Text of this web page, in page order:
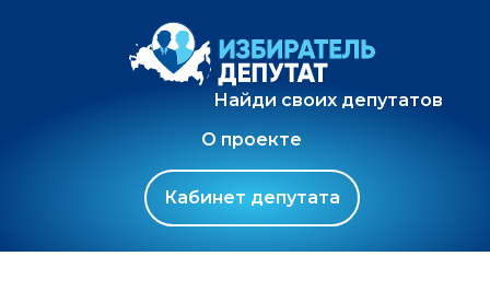
Найди своих депутатов
О проекте
Кабинет депутата